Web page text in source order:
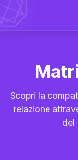
Scopri la
relazione
del